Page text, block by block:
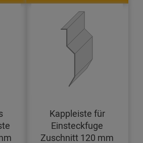
Kappleiste für
Einsteckfuge
Zuschnitt 120 mm